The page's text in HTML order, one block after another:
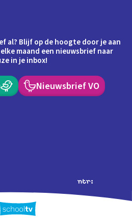
al? Blijf op de hoogte door je aan
maand een nieuwsbrief naar
in je inbox!
Nieuwsbrief VO